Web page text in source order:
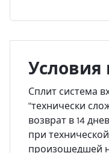
Условия
Сплит система
"технически
возврат в 14
при
произошедшей